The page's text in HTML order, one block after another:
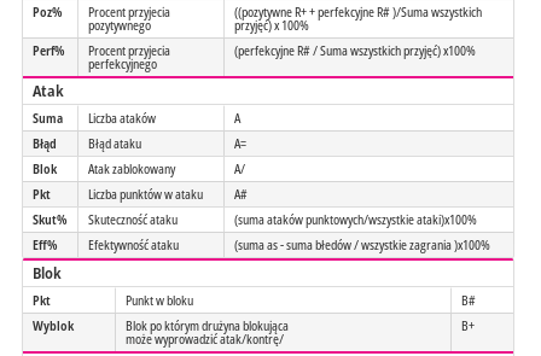
Poz%
Procent przyjecia
pozytywnego
((pozytywne R+ + perfekcyjne R# )/Suma wszystkich
przyjęć) x 100%
Perf%
Procent przyjecia
perfekcyjnego
(perfekcyjne R# / Suma wszystkich przyjęć) x100%
Atak
Suma Liczba ataków
A
Błąd
Błąd ataku
A=
Blok
Atak zablokowany
A/
Pkt
Liczba punktów w ataku
A#
Skut%
Skuteczność ataku
(suma ataków punktowych/wszystkie ataki)x100%
Eff%
Efektywność ataku (suma as - suma błedów / wszystkie zagrania )x100%
Blok
Pkt Punkt w bloku
B#
Wyblok
Blok po którym drużyna blokująca
może wyprowadzić atak/kontrę/
B+